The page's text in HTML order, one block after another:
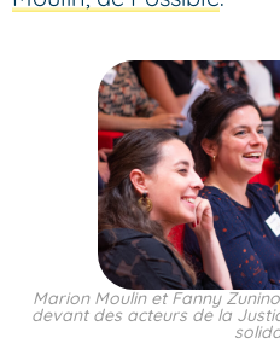
Marion Moulin et Fanny
devant des acteurs de la